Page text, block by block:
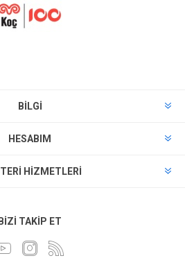
BILGI
HESABIM
HIZMETLERI
TAKIP ET